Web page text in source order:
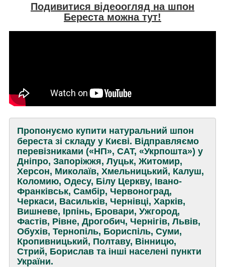
Подивитися відеоогляд на шпон
Береста можна тут!
Пропонуємо купити натуральний шпон
береста зі складу у Києві. Відправляємо
перевізниками («НП», САТ, «Укрпошта») у
Дніпро, Запоріжжя, Луцьк, Житомир,
Херсон, Миколаїв, Хмельницький, Калуш,
Коломию, Одесу, Білу Церкву, Івано-
Франківськ, Самбір, Червоноград,
Черкаси, Васильків, Чернівці, Харків,
Вишневе, Ірпінь, Бровари, Ужгород,
Фастів, Рівне, Дрогобич, Чернігів, Львів,
Обухів, Тернопіль, Бориспіль, Суми,
Кропивницький, Полтаву, Вінницю,
Стрий, Борислав та інші населені пункти
України.